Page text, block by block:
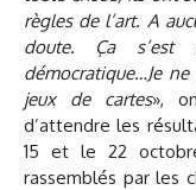
règles de l’art. A
doute. Ça s’est
démocratique…Je
jeux de cartes»,
d’attendre les
15 et le 22
rassemblés par les